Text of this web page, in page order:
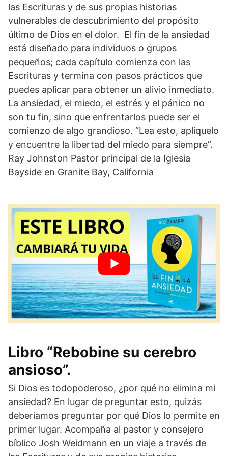
las Escrituras y de sus propias historias
vulnerables de descubrimiento del propósito
último de Dios en el dolor. El fin de la ansiedad
está diseñado para individuos o grupos
pequeños; cada capítulo comienza con las
Escrituras y termina con pasos prácticos que
puedes aplicar para obtener un alivio inmediato.
La ansiedad, el miedo, el estrés y el pánico no
son tu fin, sino que enfrentarlos puede ser el
comienzo de algo grandioso. “Lea esto, aplíquelo
y encuentre la libertad del miedo para siempre”.
Ray Johnston Pastor principal de la Iglesia
Bayside en Granite Bay, California
Libro “Rebobine su cerebro
ansioso”.
Si Dios es todopoderoso, ¿por qué no elimina mi
ansiedad? En lugar de preguntar esto, quizás
deberíamos preguntar por qué Dios lo permite en
primer lugar. Acompaña al pastor y consejero
bíblico Josh Weidmann en un viaje a través de